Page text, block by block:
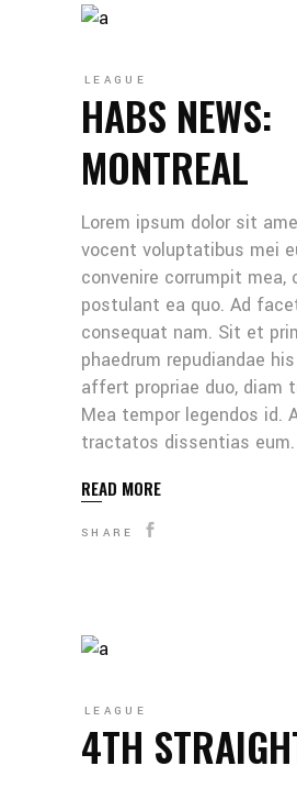
LEAGUE
HABS NEWS:
MONTREAL
Lorem ipsum dolor sit
vocent voluptatibus mei
convenire corrumpit mea,
postulant ea quo. Ad
consequat nam. Sit et
phaedrum repudiandae
affert propriae duo, diam
Mea tempor legendos id.
tractatos dissentias eum.
READ MORE
SHARE
LEAGUE
4TH